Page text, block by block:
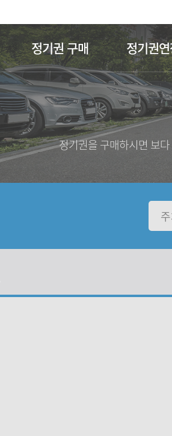
정기권 구매 정기권
정기권을 구매하시면 보